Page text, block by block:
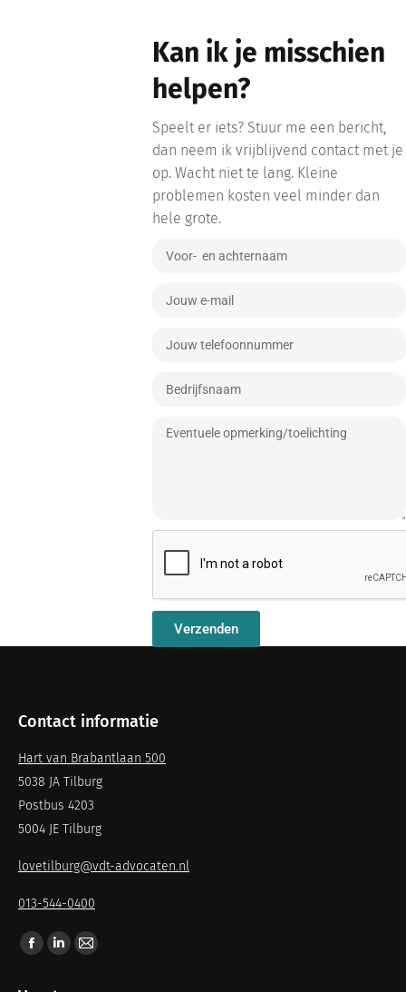
Kan ik je misschien
helpen?
Speelt er iets? Stuur me een bericht,
dan neem ik vrijblijvend contact met je
op. Wacht niet te lang. Kleine
problemen kosten veel minder dan
hele grote.
Verzenden
Contact informatie
Hart van Brabantlaan 500
5038 JA Tilburg
Postbus 4203
5004 JE Tilburg
lovetilburg@vdt-advocaten.nl
013-544-0400
Vind ons op: